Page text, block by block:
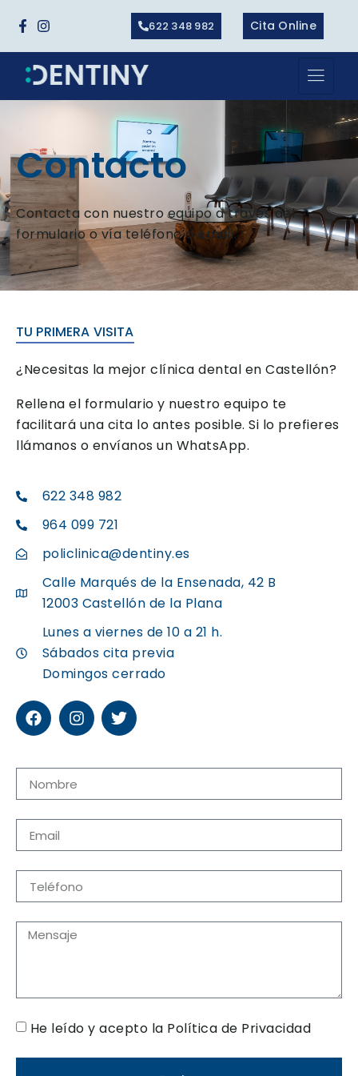
622 348 982 Cita Online
Contacto
Contacta con nuestro equipo a través del
formulario o vía teléfono o email.
TU PRIMERA VISITA
¿Necesitas la mejor clínica dental en Castellón?
Rellena el formulario y nuestro equipo te
facilitará una cita lo antes posible. Si lo prefieres
llámanos o envíanos un WhatsApp.
622 348 982
964 099 721
policlinica@dentiny.es
Calle Marqués de la Ensenada, 42 B
12003 Castellón de la Plana
Lunes a viernes de 10 a 21 h.
Sábados cita previa
Domingos cerrado
He leído y acepto la Política de Privacidad